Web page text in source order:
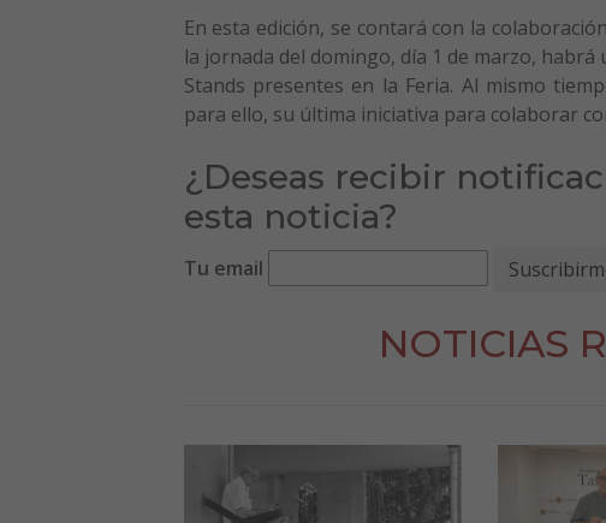
En esta edición, se contará con la
la jornada del domingo, día 1 de marzo,
Stands presentes en la Feria. Al mismo
para ello, su última iniciativa para colaborar
¿Deseas recibir
esta noticia?
Tu email
NOTICIAS